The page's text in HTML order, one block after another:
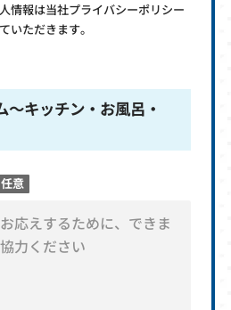
情報は当社プライバシーポリシー
いただきます。
～キッチン・お風呂・
任意